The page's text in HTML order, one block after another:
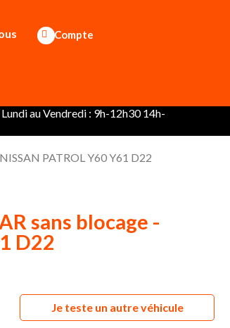
Compte
au Vendredi : 9h-12h30 14h-
PATROL Y60 Y61 D22
sans blocage -
D22
Je teste un autre véhicule